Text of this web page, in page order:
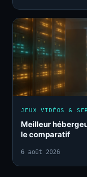
JEUX VIDÉOS &
Meilleur
le comparatif
6 août 2026